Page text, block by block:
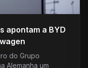
apontam a BYD
do Grupo
Alemanha um